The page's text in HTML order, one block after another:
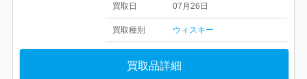
買取日 07月26日
買取種別 ウィスキー
買取品詳細